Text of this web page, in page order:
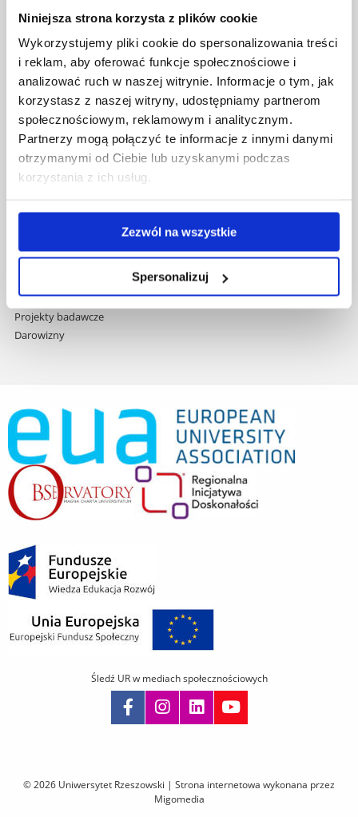
Niniejsza strona korzysta z plików cookie
Wykorzystujemy pliki cookie do spersonalizowania treści
i reklam, aby oferować funkcje społecznościowe i
analizować ruch w naszej witrynie. Informacje o tym, jak
korzystasz z naszej witryny, udostępniamy partnerom
społecznościowym, reklamowym i analitycznym.
Partnerzy mogą połączyć te informacje z innymi danymi
otrzymanymi od Ciebie lub uzyskanymi podczas
korzystania z ich usług.
Zezwól na wszystkie
Spersonalizuj
Pomiń
nawigację
przejdź
treści
Polityka prywatności
Mapa serwisu
Biblioteka
Wydawnictwo
Covid info
Studia podyplomowe
Praca na UR
Zamówienia publiczne
Fundusze strukturalne
Projekty współfinansowane przez UE
Dane kontaktowe
Deklaracja dostępności cyfrowej
Rachunek bankowy UR
Projekty badawcze
Darowizny
© 2026 Uniwersytet Rzeszowski | Strona internetowa wykonana przez
Migomedia
Śledź UR w mediach społecznościowych
i
przejdź